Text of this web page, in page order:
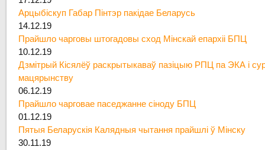
Арцыбіскуп Габар Пінтэр пакідае Беларусь
14.12.19
Прайшло чарговы штогадовы сход Мінскай епархіі БПЦ
10.12.19
Дзмітрый Кісялёў раскрытыкаваў пазіцыю РПЦ па ЭКА і
мацярынству
06.12.19
Прайшло чарговае паседжанне сіноду БПЦ
01.12.19
Пятыя Беларускія Калядныя чытання прайшлі ў Мінску
30.11.19